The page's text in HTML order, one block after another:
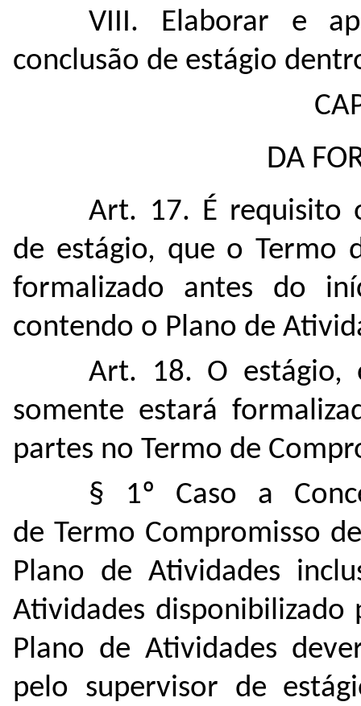
VIII. Elaborar e
conclusão de estágio
DA
Art. 17. É requisito
de estágio, que o Termo
formalizado antes do
contendo o Plano de
Art. 18. O estágio,
somente estará
partes no Termo de
§ 1º Caso a
de Termo Compromisso
Plano de Atividades
Atividades disponibilizado
Plano de Atividades
pelo supervisor de